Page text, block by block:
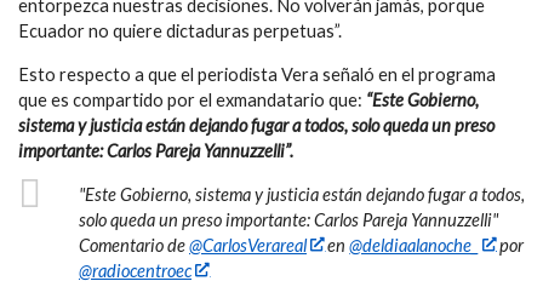
entorpezca nuestras decisiones. No volverán jamás, porque
Ecuador no quiere dictaduras perpetuas”.
Esto respecto a que el periodista Vera señaló en el programa
que es compartido por el exmandatario que: “Este Gobierno,
sistema y justicia están dejando fugar a todos, solo queda un preso
importante: Carlos Pareja Yannuzzelli”.
"Este Gobierno, sistema y justicia están dejando fugar a todos,
solo queda un preso importante: Carlos Pareja Yannuzzelli"
Comentario de@CarlosVerareal en@deldiaalanoche_
por
@radiocentroec